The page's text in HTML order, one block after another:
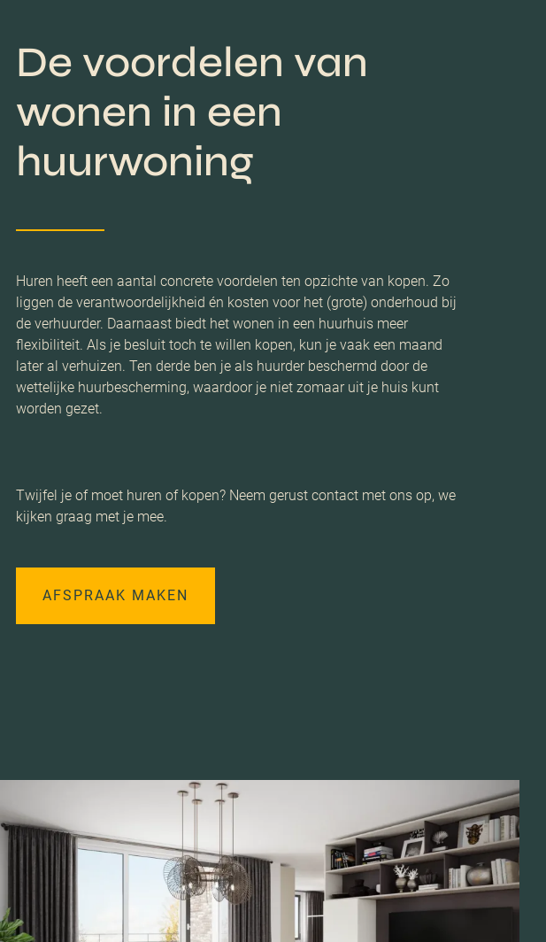
De voordelen van
wonen in een
huurwoning
Huren heeft een aantal concrete voordelen ten opzichte van kopen. Zo
liggen de verantwoordelijkheid én kosten voor het (grote) onderhoud bij
de verhuurder. Daarnaast biedt het wonen in een huurhuis meer
flexibiliteit. Als je besluit toch te willen kopen, kun je vaak een maand
later al verhuizen. Ten derde ben je als huurder beschermd door de
wettelijke huurbescherming, waardoor je niet zomaar uit je huis kunt
worden gezet.
Twijfel je of moet huren of kopen? Neem gerust contact met ons op, we
kijken graag met je mee.
AFSPRAAK MAKEN